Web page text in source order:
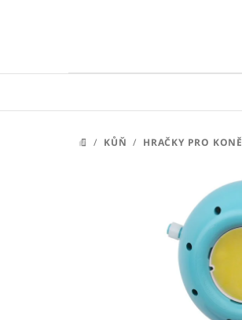
DOMŮ
/ KŮŇ / HRAČKY PRO KONĚ